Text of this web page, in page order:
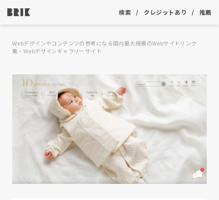
検索 クレジットあり 推薦
Webデザインやコンテンツの参考になる国内最大規模のWebサイトリンク
集・Webデザインギャラリーサイト